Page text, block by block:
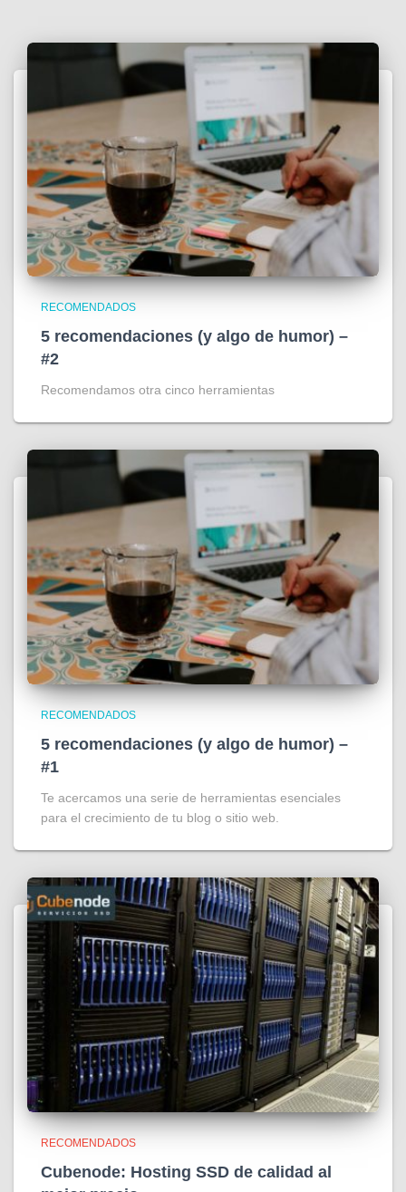
RECOMENDADOS
5 recomendaciones (y algo de humor) –
#2
Recomendamos otra cinco herramientas
RECOMENDADOS
5 recomendaciones (y algo de humor) –
#1
Te acercamos una serie de herramientas esenciales
para el crecimiento de tu blog o sitio web.
RECOMENDADOS
Cubenode: Hosting SSD de calidad al